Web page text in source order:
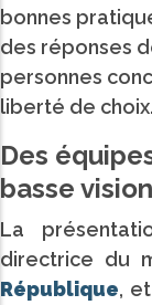
bonnes
des réponses
personnes
liberté de choix.
Des
basse vision
La
directrice du
République,